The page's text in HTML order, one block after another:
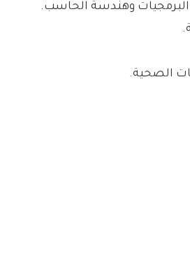
وهندسة الحاسب.
الصحية.